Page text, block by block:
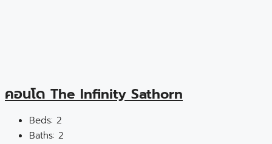
คอนโด The Infinity Sathorn
Beds: 2
Baths: 2